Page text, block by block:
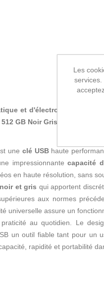
et d'électronique , si
GB Noir Gris
une clé USBhaute
impressionnantecapacité
en haute résolution, sans
noir et gris qui apportent
aux normes
universelle assure un
au quotidien. Le
un outil fiable tant pour un
rapidité et portabilité
Les
services.